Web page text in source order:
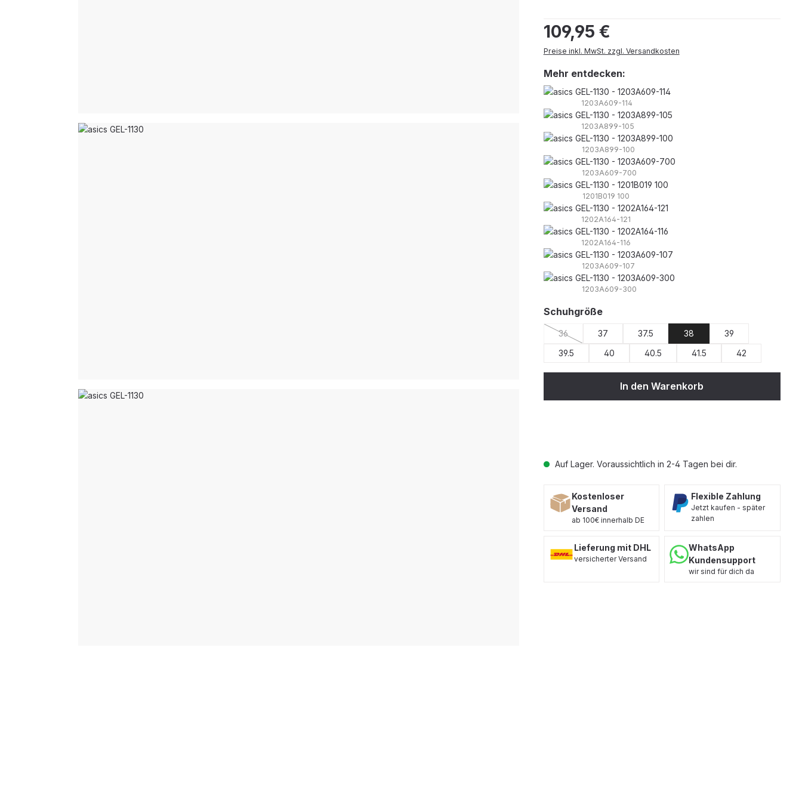
Regulärer Preis:
109,95 €
Preise inkl. MwSt. zzgl. Versandkosten
Auf Lager. Voraussichtlich in 2-4 Tagen bei dir.
Mehr entdecken:
1203A609-114
1203A899-105
1203A899-100
1203A609-700
1201B019 100
1202A164-121
1202A164-116
1203A609-107
1203A609-300
Schuhgrößeauswählen
36
(Diese Option ist zurzeit nicht verfügbar.)
37 37.5 38
39
39.5
40 40.5 41.5 42
In den Warenkorb
Kostenloser
Versand
ab 100€ innerhalb DE
Flexible Zahlung
Jetzt kaufen - später
zahlen
Lieferung mit DHL
versicherter Versand
WhatsApp
Kundensupport
wir sind für dich da